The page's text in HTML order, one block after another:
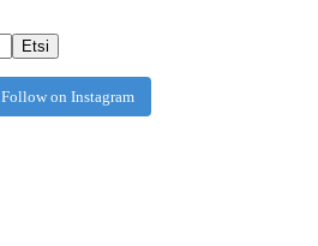
Etsi
Follow on Instagram